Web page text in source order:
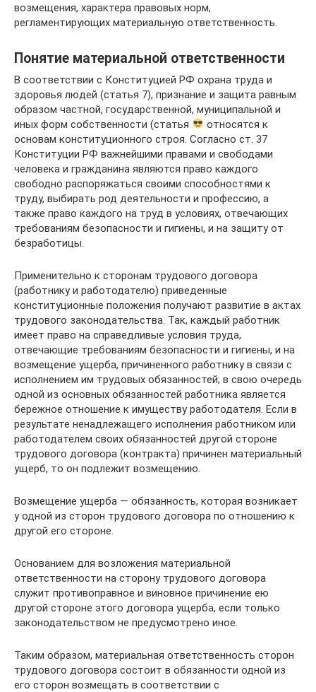
возмещения, характера правовых норм,
регламентирующих материальную ответственность.
Понятие материальной ответственности
В соответствии с Конституцией РФ охрана труда и
здоровья людей (статья 7), признание и защита равным
образом частной, государственной, муниципальной и
иных форм собст­венности (статья
относятся к
основам конституционного строя. Согласно ст. 37
Конституции РФ важнейшими правами и свобо­дами
человека и гражданина являются право каждого
свободно распо­ряжаться своими способностями к
труду, выбирать род деятельности и профессию, а
также право каждого на труд в условиях, отвечающих
требованиям безопасности и гигиены, и на защиту от
безработицы.
Применительно к сторонам трудового договора
(работнику и рабо­тодателю) приведенные
конституционные положения получают развитие в актах
трудового законодательства. Так, каждый работник
имеет право на справедливые условия труда,
отвечающие тре­бованиям безопасности и гигиены, и на
возмещение ущерба, причине­нного работнику в связи с
исполнением им трудовых обязанностей; в свою очередь
одной из основных обязанностей работника является
бережное отношение к имуществу работодателя. Если в
результате ненадлежащего исполнения работником или
работодателем своих обязанностей другой стороне
трудового договора (контракта) причинен материальный
ущерб, то он подлежит возме­щению.
Возмещение ущерба — обязанность, которая возникает
у одной из сторон трудового договора по отношению к
другой его сто­роне.
Основанием для возложения материальной
ответственности на сторону трудового договора
служит противоправное и виновное причинение ею
другой стороне этого договора ущерба, если только
законодательством не предусмотрено иное.
Таким образом, ма­териальная ответственность сторон
трудового договора состоит в обязанности одной из
его сторон возмещать в соответствии с